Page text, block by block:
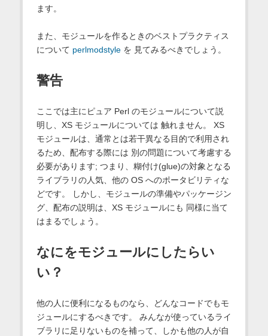
ます。
また、モジュールを作るときのベストプラクティス
について perlmodstyleを 見てみるべきでしょう。
警告
ここでは主にピュア Perl のモジュールについて説
明し、XS モジュールについては 触れません。 XS
モジュールは、通常とは若干異なる目的で利用され
るため、配布する際には 別の問題について考慮する
必要があります; つまり、糊付け(glue)の対象となる
ライブラリの人気、他の OS へのポータビリティな
どです。 しかし、モジュールの準備やパッケージン
グ、配布の説明は、XS モジュールにも 同様に当て
はまるでしょう。
なにをモジュールにしたらい
い？
他の人に便利になるものなら、どんなコードでもモ
ジュールにするべきです。 みんなが使っているライ
ブラリに足りないものを補って、しかも他の人が自